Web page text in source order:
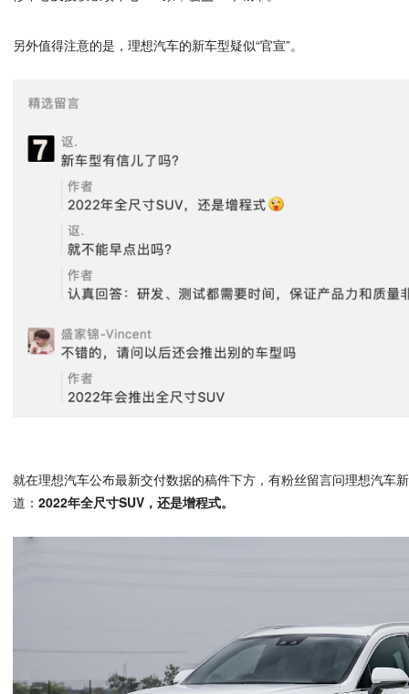
另外值得注意的是，理想汽车的新车型疑似“官宣”。
就在理想汽车公布最新交付数据的稿件下方，有粉丝留言问理想汽车
道：2022年全尺寸SUV，还是增程式。